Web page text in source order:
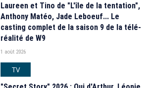
Laureen et Tino de "L'île de la tentation",
Anthony Matéo, Jade Leboeuf... Le
casting complet de la saison 9 de la télé-
réalité de W9
1 août 2026
TV